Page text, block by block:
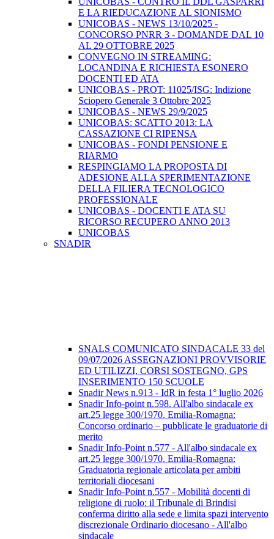
E LA RIEDUCAZIONE AL SIONISMO
UNICOBAS - NEWS 13/10/2025 -
CONCORSO PNRR 3 - DOMANDE DAL 10
AL 29 OTTOBRE 2025
CONVEGNO IN STREAMING:
LOCANDINA E RICHIESTA ESONERO
DOCENTI ED ATA
UNICOBAS - PROT: 11025/ISG: Indizione
Sciopero Generale 3 Ottobre 2025
UNICOBAS - NEWS 29/9/2025
UNICOBAS: SCATTO 2013: LA
CASSAZIONE CI RIPENSA
UNICOBAS - FONDI PENSIONE E
RIARMO
RESPINGIAMO LA PROPOSTA DI
ADESIONE ALLA SPERIMENTAZIONE
DELLA FILIERA TECNOLOGICO
PROFESSIONALE
UNICOBAS - DOCENTI E ATA SU
RICORSO RECUPERO ANNO 2013
UNICOBAS
SNADIR
SNALS COMUNICATO SINDACALE 33 del
09/07/2026 ASSEGNAZIONI PROVVISORIE
ED UTILIZZI, CORSI SOSTEGNO, GPS
INSERIMENTO 150 SCUOLE
Snadir News n.913 - IdR in festa 1° luglio 2026
Snadir Info-point n.598. All'albo sindacale ex
art.25 legge 300/1970. Emilia-Romagna:
Concorso ordinario – pubblicate le graduatorie di
merito
Snadir Info-Point n.577 - All'albo sindacale ex
art.25 legge 300/1970. Emilia-Romagna:
Graduatoria regionale articolata per ambiti
territoriali diocesani
Snadir Info-Point n.557 - Mobilità docenti di
religione di ruolo: il Tribunale di Brindisi
conferma diritto alla sede e limita spazi intervento
discrezionale Ordinario diocesano - All'albo
sindacale